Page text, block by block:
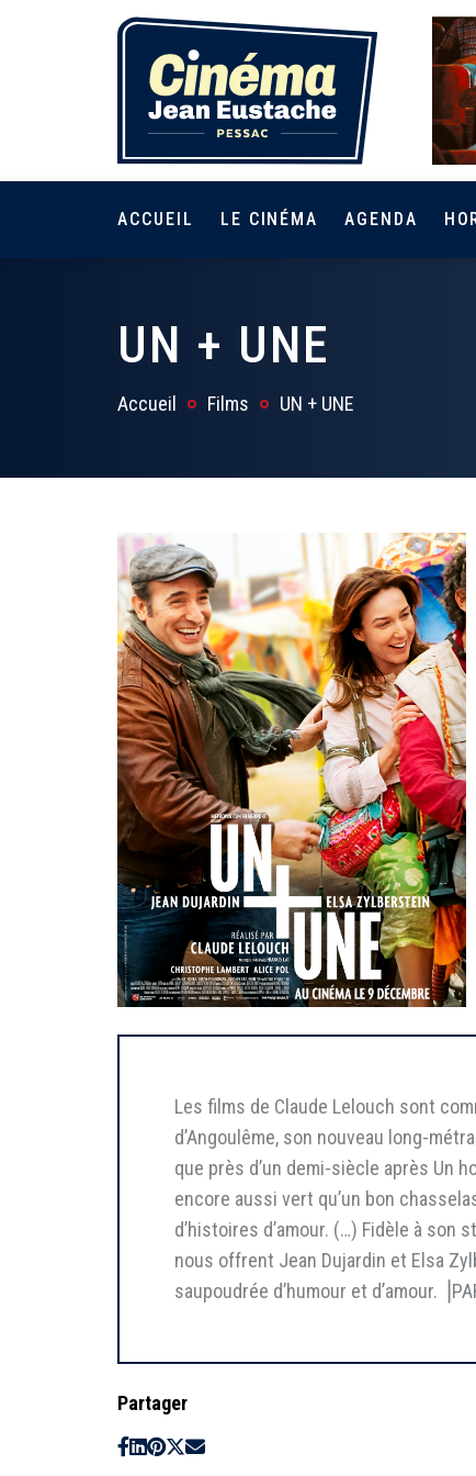
ACCUEIL LE CINÉMA AGENDA
UN + UNE
Accueil Films UN + UNE
Les films de Claude Lelouch sont
d’Angoulême, son nouveau long-
que près d’un demi-siècle après Un
encore aussi vert qu’un bon
d’histoires d’amour. (…) Fidèle à
nous offrent Jean Dujardin et Elsa
saupoudrée d’humour et d’amour.
Partager